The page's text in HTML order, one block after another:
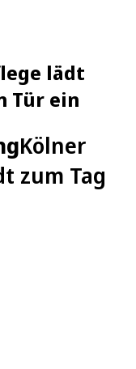
lädt
Tür ein
Kölner
zum Tag